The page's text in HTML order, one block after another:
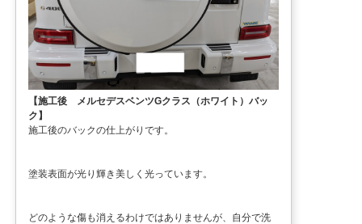
【施工後 メルセデスベンツGクラス（ホワイト）バッ
ク】
施工後のバックの仕上がりです。
塗装表面が光り輝き美しく光っています。
どのような傷も消えるわけではありませんが、自分で洗